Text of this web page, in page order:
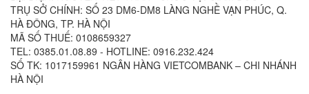
TRỤ SỞ CHÍNH: SỐ 23 DM6-DM8 LÀNG NGHỀ VẠN PHÚC, Q.
HÀ ĐÔNG, TP. HÀ NỘI
MÃ SỐ THUẾ: 0108659327
TEL: 0385.01.08.89 - HOTLINE: 0916.232.424
SỐ TK: 1017159961 NGÂN HÀNG VIETCOMBANK – CHI NHÁNH
HÀ NỘI